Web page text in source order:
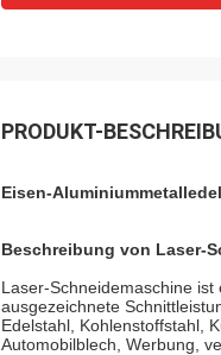
PRODUKT-
Eisen-
Beschreibung von Laser-
Laser-Schneidemaschine
ausgezeichnete
Edelstahl, Kohlenstoffstahl,
Automobilblech, Werbung,